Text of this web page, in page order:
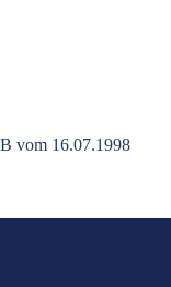
vom 16.07.1998